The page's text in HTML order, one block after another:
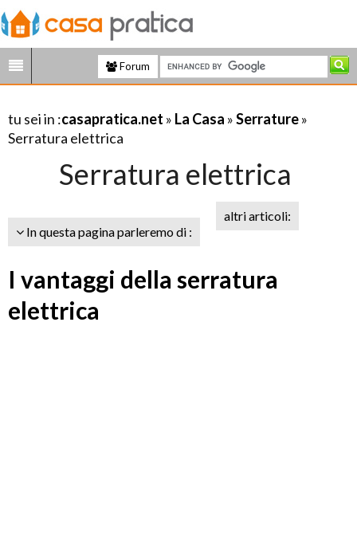
Forum
tu sei in :casapratica.net » La Casa »Serrature»
Serratura elettrica
Serratura elettrica
In questa pagina parleremo di :
altri articoli:
I vantaggi della serratura
elettrica